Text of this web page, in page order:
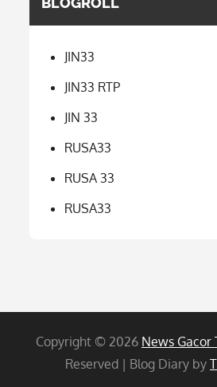
JIN33
JIN33 RTP
JIN 33
RUSA33
RUSA 33
RUSA33
Copyright © 2026 News Gacor
Reserved | Blog Diary by